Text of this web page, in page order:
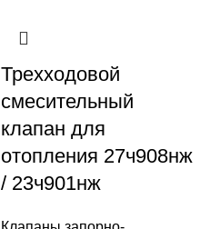
Трехходовой
смесительный
клапан для
отопления 27ч908нж
/ 23ч901нж